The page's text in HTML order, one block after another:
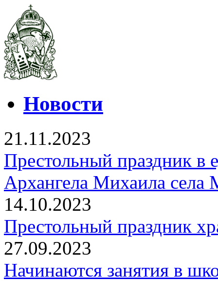
Новости
21.11.2023
Престольный праздник в
Архангела Михаила села
14.10.2023
Престольный праздник
27.09.2023
Начинаются занятия в